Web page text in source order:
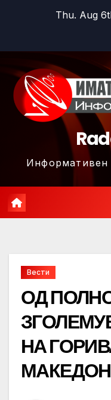
Thu. Aug
Информативен
Вести
ОД
НА